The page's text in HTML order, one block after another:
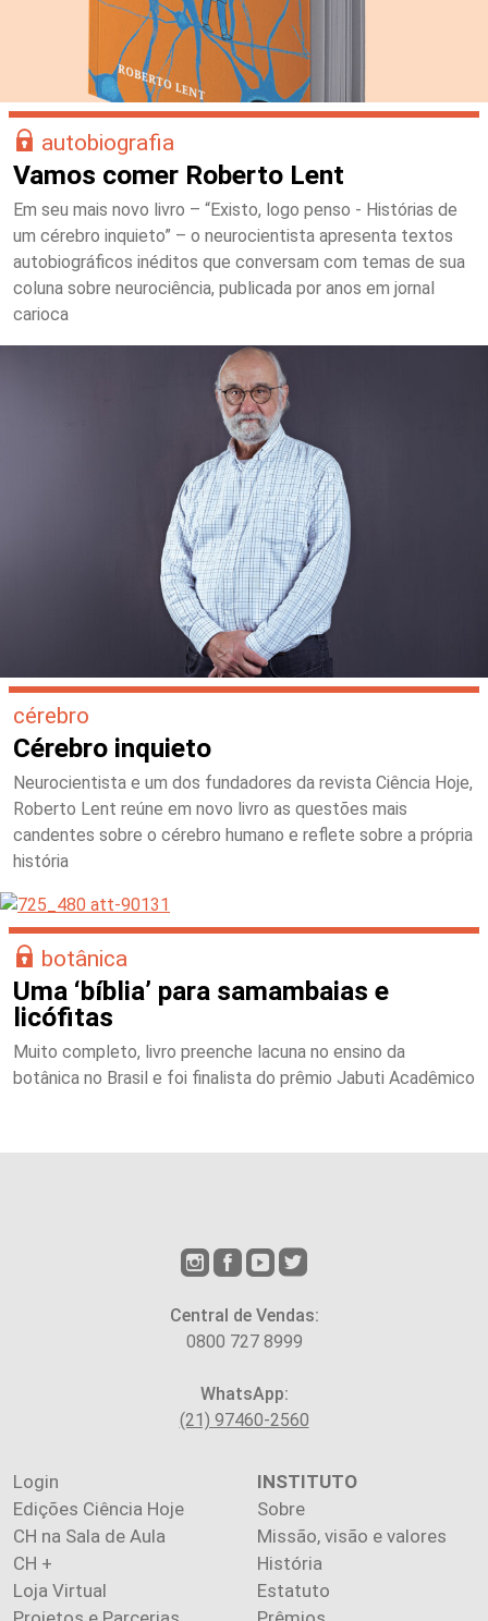
autobiografia
Vamos comer Roberto Lent
Em seu mais novo livro – “Existo, logo penso - Histórias de
um cérebro inquieto” – o neurocientista apresenta textos
autobiográficos inéditos que conversam com temas de sua
coluna sobre neurociência, publicada por anos em jornal
carioca
cérebro
Cérebro inquieto
Neurocientista e um dos fundadores da revista Ciência Hoje,
Roberto Lent reúne em novo livro as questões mais
candentes sobre o cérebro humano e reflete sobre a própria
história
botânica
Uma ‘bíblia’ para samambaias e
licófitas
Muito completo, livro preenche lacuna no ensino da
botânica no Brasil e foi finalista do prêmio Jabuti Acadêmico
Central de Vendas:
0800 727 8999
WhatsApp:
(21) 97460-2560
Login
Edições Ciência Hoje
CH na Sala de Aula
CH +
Loja Virtual
INSTITUTO
Sobre
Missão, visão e valores
História
Estatuto